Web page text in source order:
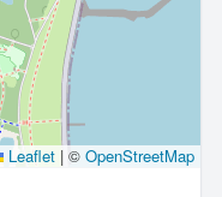
Leaflet |© OpenStreetMap